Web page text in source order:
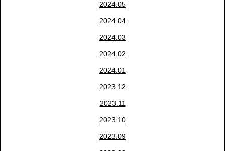
2024.05
2024.04
2024.03
2024.02
2024.01
2023.12
2023.11
2023.10
2023.09